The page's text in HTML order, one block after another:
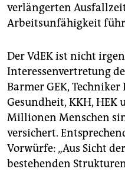
verlängerten
Arbeitsunfähigkeit
Der VdEK ist nicht
Interessenvertretung
Barmer GEK, Techniker
Gesundheit, KKH, HEK
Millionen Menschen
versichert.
Vorwürfe: „Aus Sicht
bestehenden